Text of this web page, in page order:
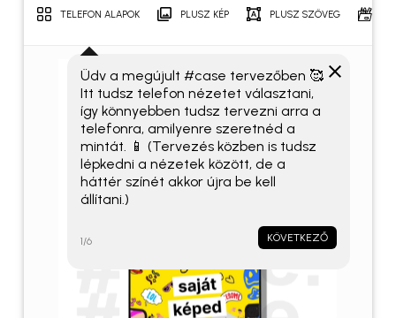
TELEFON ALAPOK PLUSZ KÉP PLUSZ SZÖVEG
Név*
E-mail
A nevem, e-mail címem, és
weboldalcímem mentése a
Üdv a megújult #case tervezőben 🥰
Itt tudsz telefon nézetet választani,
így könnyebben tudsz tervezni arra a
telefonra, amilyenre szeretnéd a
mintát. 📱 (Tervezés közben is tudsz
lépkedni a nézetek között, de a
háttér színét akkor újra be kell
állítani.)
KÖVETKEZŐ
1/6